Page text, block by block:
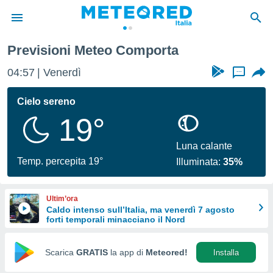
di
per
le
di
Web
Previsioni Meteo Comporta
04:57 Venerdì ...
Cielo sereno
19°
Temp. percepita 19°
Luna calante
Illuminata:35%
Ultim’ora
Caldo intenso sull’Italia, ma venerdì 7 agosto
forti temporali minacciano il Nord
Scarica GRATIS la app di Meteored! Installa